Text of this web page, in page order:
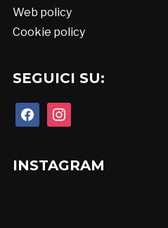
Web policy
Cookie policy
SEGUICI SU:
facebookinstagram
INSTAGRAM